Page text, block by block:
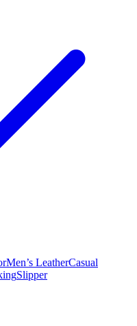
Men’s LeatherCasual
Slipper